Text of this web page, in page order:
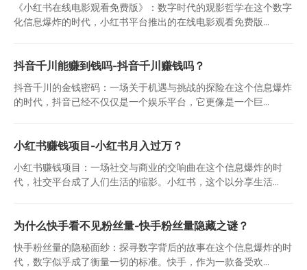
《小红书在线电影观看免费版》：数字时代的观影哲学在这个数字
化信息爆炸的时代，小红书平台推出的在线电影观看免费版...
抖音千川能赚到钱吗-抖音千川赚钱吗？
抖音千川的金钱密码：一场关于机遇与挑战的探险在这个信息爆炸
的时代，抖音已经不仅仅是一个娱乐平台，它更像是一个巨...
小红书赚钱项目-小红书月入过万？
小红书赚钱项目：一场社交与商业的交响曲在这个信息爆炸的时
代，社交平台成了人们生活的缩影。小红书，这个以分享生活...
为什么快手看不见粉丝量-快手粉丝量隐藏之谜？
快手粉丝量的隐秘面纱：探寻数字背后的故事在这个信息爆炸的时
代，数字似乎成了衡量一切的标准。快手，作为一款备受欢...